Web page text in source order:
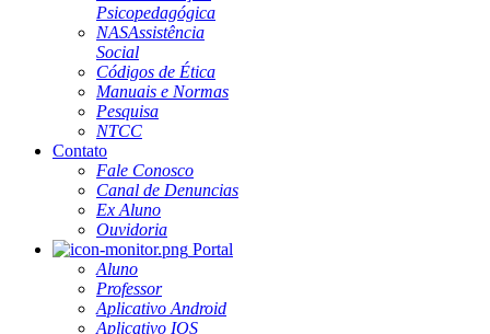
Psicopedagógica
NASAssistência
Social
Códigos de Ética
Manuais e Normas
Pesquisa
NTCC
Contato
Fale Conosco
Canal de Denuncias
Ex Aluno
Ouvidoria
Portal
Aluno
Professor
Aplicativo Android
Aplicativo IOS